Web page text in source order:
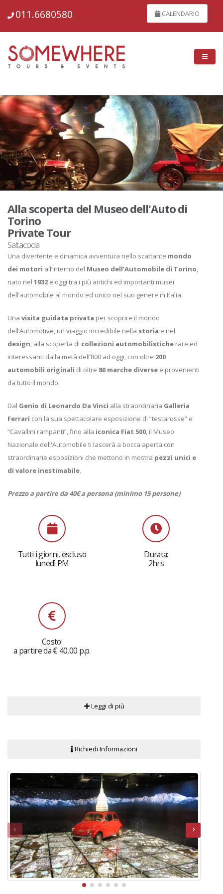
011.6680580 CALENDARIO
Alla scoperta del Museo dell'Auto di
Torino
Private Tour
Saltacoda
Una divertente e dinamica avventura nello scattante mondo
dei motori all’interno del Museo dell’Automobile di Torino,
nato nel 1932e oggi tra i più antichi ed importanti musei
dell’automobile al mondo ed unico nel suo genere in Italia.
Una visita guidata privata per scoprire il mondo
dell’Automotive, un viaggio incredibile nella storia e nel
design, alla scoperta di collezioni automobilistiche rare ed
interessanti dalla metà dell’800 ad oggi, con oltre 200
automobili originali di oltre 80 marche diverse e provenienti
da tutto il mondo.
Dal Genio di Leonardo Da Vinci alla straordinaria Galleria
Ferrari con la sua spettacolare esposizione di “testarosse” e
“Cavallini rampanti”, fino alla iconica Fiat 500, il Museo
Nazionale dell'Automobile ti lascerà a bocca aperta con
straordinarie esposizioni che mettono in mostra pezzi unici e
di valore inestimabile.
Prezzo a partire da 40€ a persona (minimo 15 persone)
Tutti i giorni, escluso
lunedì PM
Durata:
2hrs
Costo:
a partire da € 40,00 p.p.
Leggi di più
Richiedi Informazioni